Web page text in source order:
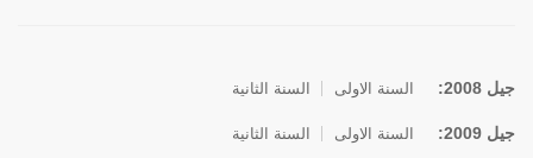
جيل 2008: السنة الاولى السنة الثانية
جيل 2009: السنة الاولى السنة الثانية